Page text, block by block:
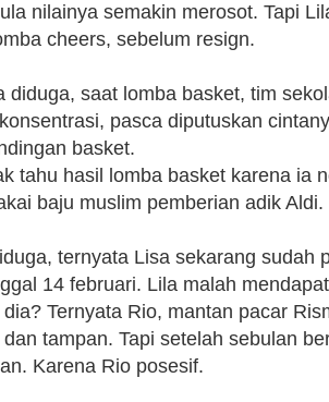
nilainya semakin merosot. Tapi
cheers, sebelum resign.
diduga, saat lomba basket, tim
pasca diputuskan
basket.
tahu hasil lomba basket karena ia
baju muslim pemberian adik
ternyata Lisa sekarang sudah
14 februari. Lila malah
Ternyata Rio, mantan pacar
tampan. Tapi setelah sebulan
Karena Rio posesif.